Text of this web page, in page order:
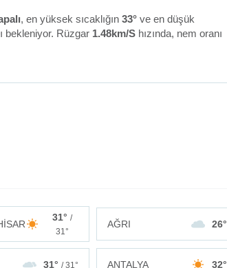
, en yüksek sıcaklığın 33°ve en düşük
bekleniyor. Rüzgar 1.48km/Shızında, nem oranı
31° /
31°
AĞRI 26°
31° / 31° ANTALYA 32°